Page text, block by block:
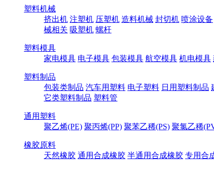
塑料机械
挤出机 注塑机 压塑机 造料机械 封切机 喷涂设备
械相关 吸塑机 螺杆
塑料模具
家电模具 电子模具 包装模具 航空模具 机电模具
塑料制品
包装类制品 汽车用塑料 电子塑料 日用塑料制品
它类塑料制品 塑料管
通用塑料
聚乙烯(PE) 聚丙烯(PP) 聚苯乙稀(PS) 聚氯乙稀
橡胶原料
天然橡胶 通用合成橡胶 半通用合成橡胶 专用合